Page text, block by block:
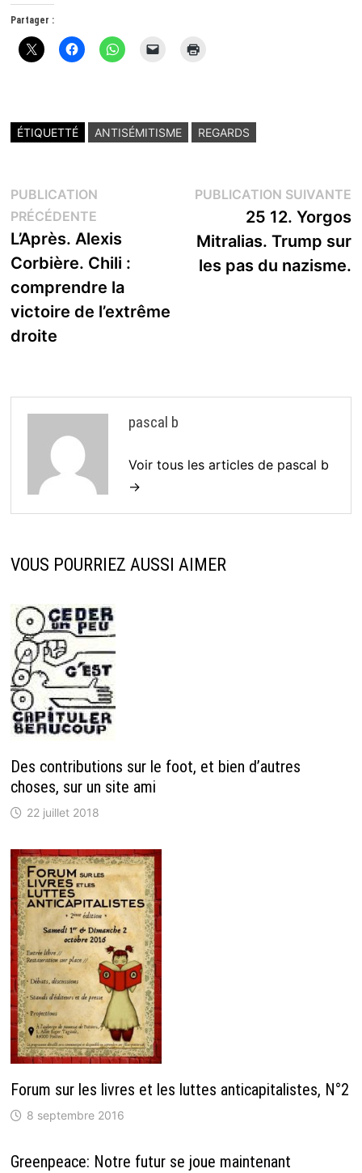
Partager :
ÉTIQUETTÉ ANTISÉMITISME REGARDS
Navigation
de
l’article
PUBLICATION
PRÉCÉDENTEPublication
précédente :
L’Après. Alexis
Corbière. Chili :
comprendre la
victoire de l’extrême
droite
PUBLICATION SUIVANTE
25 12. Yorgos
Mitralias. Trump sur
les pas du nazisme.
pascal b
Voir tous les articles de pascal b
→
VOUS POURRIEZ AUSSI AIMER
Des contributions sur le foot, et bien d’autres
choses, sur un site ami
22 juillet 2018
Forum sur les livres et les luttes anticapitalistes, N°2
8 septembre 2016
Greenpeace: Notre futur se joue maintenant